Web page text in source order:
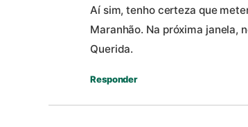
Aí sim, tenho certeza que
Maranhão. Na próxima janela,
Querida.
Responder